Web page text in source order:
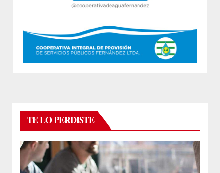
TE LO PERDISTE